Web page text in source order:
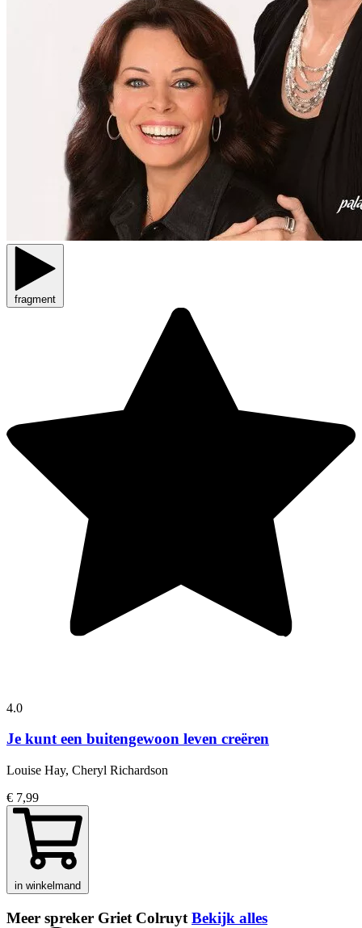
fragment
4.0
Je kunt een buitengewoon leven creëren
Louise Hay, Cheryl Richardson
€ 7,99
in winkelmand
Meer spreker Griet Colruyt Bekijk alles